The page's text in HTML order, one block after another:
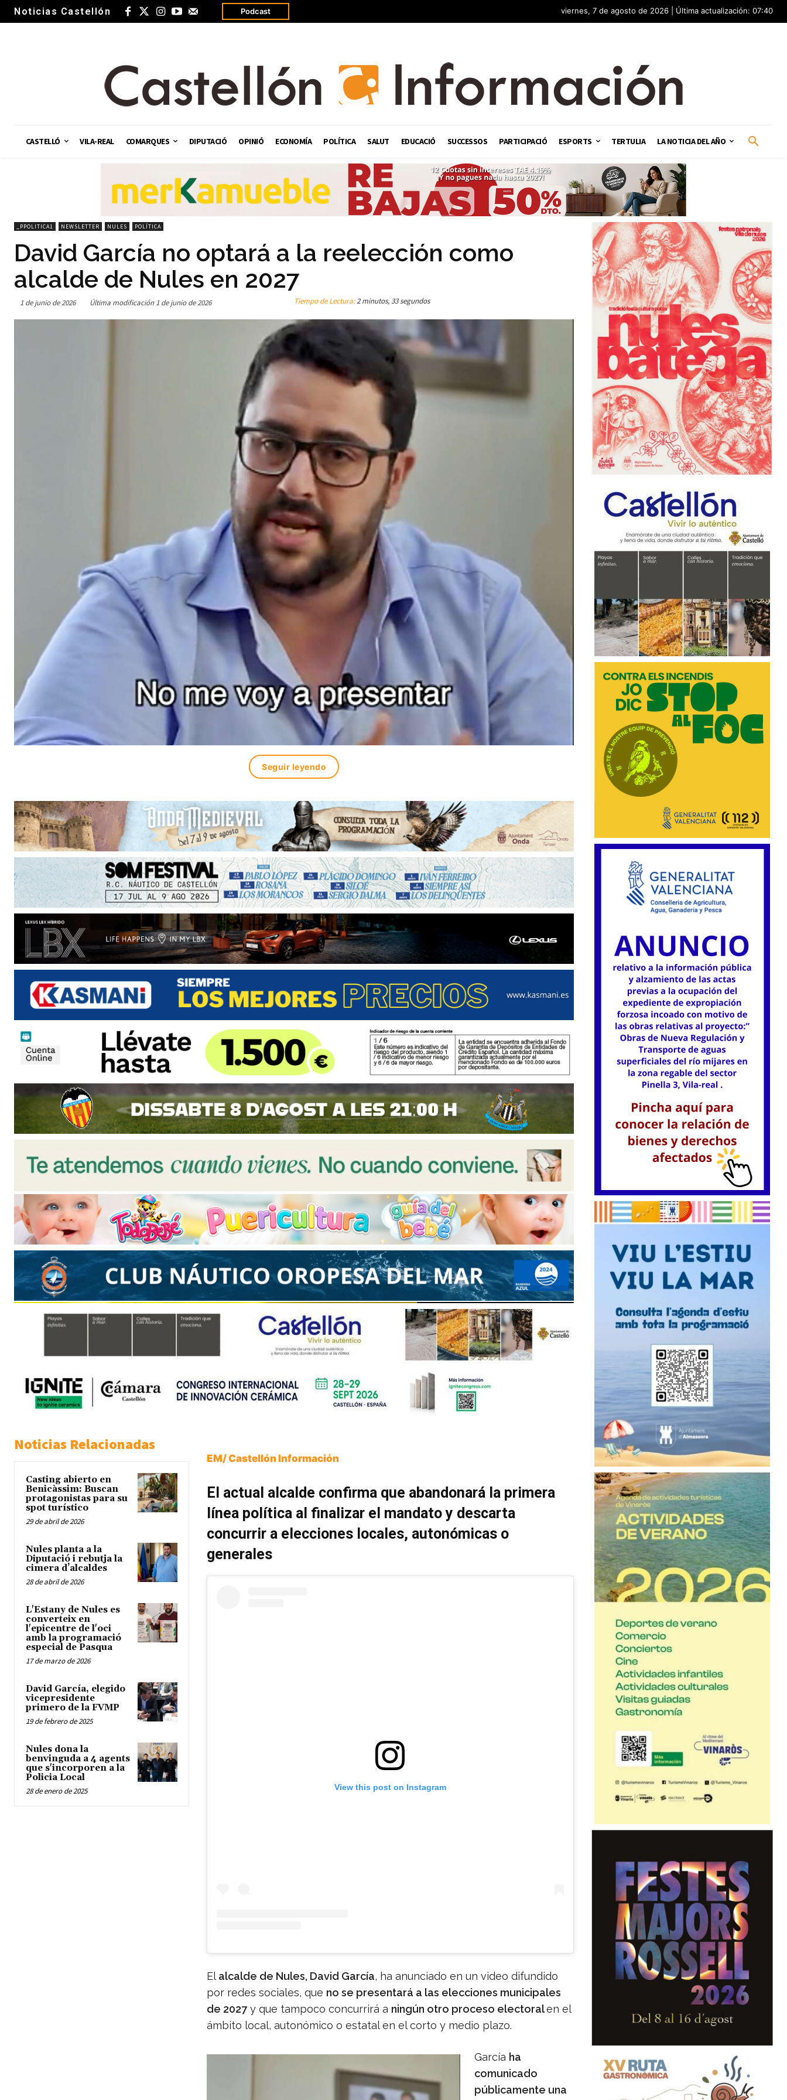
Noticias Castellón Podcast viernes, 7 de agosto de 2026 | Última actualización: 07:40
CASTELLÓ VILA-REAL COMARQUES DIPUTACIÓ OPINIÓ ECONOMÍA POLÍTICA SALUT EDUCACIÓ SUCCESSOS PARTICIPACIÓ ESPORTS TERTULIA LA NOTICIA DEL AÑO
_PPOLITICA1 NEWSLETTER NULES POLÍTICA
David García no optará a la reelección como
alcalde de Nules en 2027
1 de junio de 2026 Última modificación 1 de junio de 2026 Tiempo de Lectura:2 minutos, 33 segundos
Seguir leyendo
Noticias Relacionadas
Casting abierto en
Benicàssim: Buscan
protagonistas para su
spot turístico
29 de abril de 2026
Nules planta a la
Diputació i rebutja la
cimera d’alcaldes
28 de abril de 2026
L'Estany de Nules es
converteix en
l'epicentre de l'oci
amb la programació
especial de Pasqua
17 de marzo de 2026
David García, elegido
vicepresidente
primero de la FVMP
19 de febrero de 2025
Nules dona la
benvinguda a 4 agents
que s'incorporen a la
Policia Local
28 de enero de 2025
EM/ Castellón Información
El actual alcalde confirma que abandonará la primera
línea política al finalizar el mandato y descarta
concurrir a elecciones locales, autonómicas o
generales
View this post on Instagram
El alcalde de Nules, David García, ha anunciado en un video difundido
por redes sociales, que no se presentará a las elecciones municipales
de 2027y que tampoco concurrirá a ningún otro proceso electoralen el
ámbito local, autonómico o estatal en el corto y medio plazo.
García ha
comunicado
públicamente una